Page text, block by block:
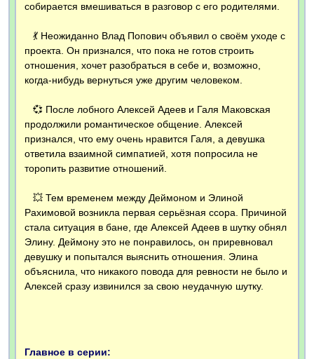
собирается вмешиваться в разговор с его родителями.
💃 Неожиданно Влад Попович объявил о своём уходе с
проекта. Он признался, что пока не готов строить
отношения, хочет разобраться в себе и, возможно,
когда-нибудь вернуться уже другим человеком.
💞 После лобного Алексей Адеев и Галя Маковская
продолжили романтическое общение. Алексей
признался, что ему очень нравится Галя, а девушка
ответила взаимной симпатией, хотя попросила не
торопить развитие отношений.
💥 Тем временем между Деймоном и Элиной
Рахимовой возникла первая серьёзная ссора. Причиной
стала ситуация в бане, где Алексей Адеев в шутку обнял
Элину. Деймону это не понравилось, он приревновал
девушку и попытался выяснить отношения. Элина
объяснила, что никакого повода для ревности не было и
Алексей сразу извинился за свою неудачную шутку.
Главное в серии: